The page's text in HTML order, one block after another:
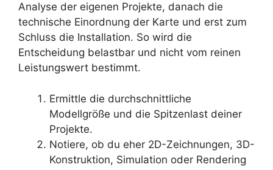
Analyse der eigenen Projekte, danach die
technische Einordnung der Karte und erst zum
Schluss die Installation. So wird die
Entscheidung belastbar und nicht vom reinen
Leistungswert bestimmt.
Ermittle die durchschnittliche
Modellgröße und die Spitzenlast deiner
Projekte.
Notiere, ob du eher 2D-Zeichnungen, 3D-
Konstruktion, Simulation oder Rendering